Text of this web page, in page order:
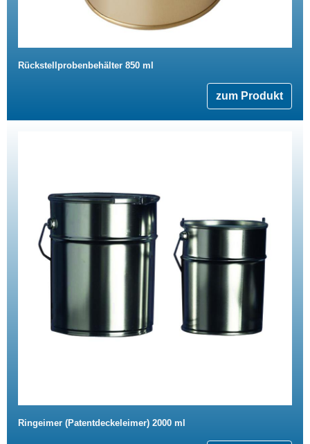
Rückstellprobenbehälter 850 ml
zum Produkt
Ringeimer (Patentdeckeleimer) 2000 ml